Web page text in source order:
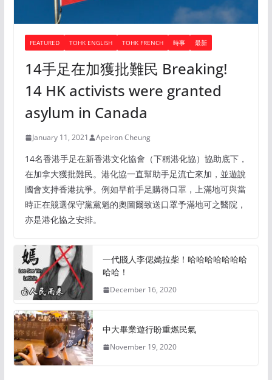
FEATURED TOHK ENGLISH TOHK FRENCH 時事 最新
14手足在加獲批難民 Breaking!
14 HK activists were granted
asylum in Canada
January 11, 2021 Apeiron Cheung
14名香港手足在新香港文化協會（下稱港化協）協助底下，
在加拿大獲批難民。港化協一直幫助手足流亡來加，並遊說
國會支持香港抗爭。例如早前手足購得口罩，上滿地可與當
時正在競選保守黨黨魁的奧圖爾致送口罩予滿地可之醫院，
亦是港化協之安排。
一代賤人李偲嫣拉柴！哈哈哈哈哈哈哈
哈哈！
December 16, 2020
中大畢業遊行盼重燃民氣
November 19, 2020